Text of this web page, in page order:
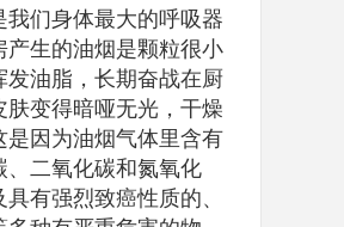
我们身体最大的呼吸器
产生的油烟是颗粒很小
发油脂，长期奋战在厨
肤变得暗哑无光，干燥
是因为油烟气体里含有
、二氧化碳和氮氧化
有强烈致癌性质的、